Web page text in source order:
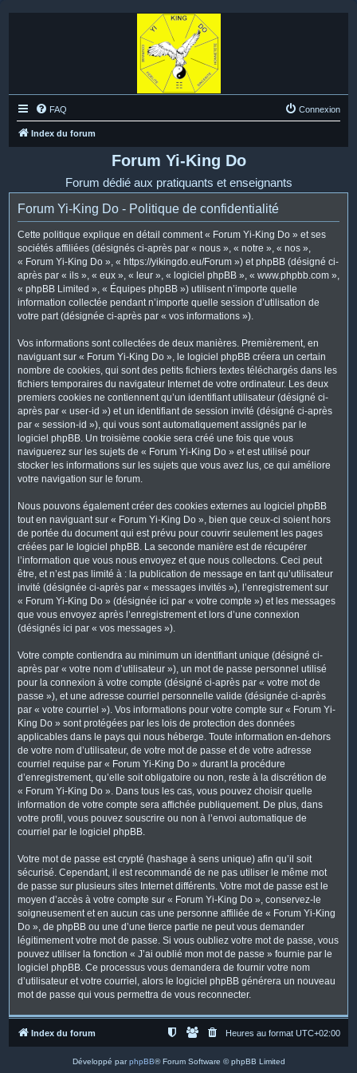
FAQ Connexion
Index du forum
Forum Yi-King Do
Forum dédié aux pratiquants et enseignants
Forum Yi-King Do - Politique de confidentialité
Cette politique explique en détail comment « Forum Yi-King Do » et ses
sociétés affiliées (désignés ci-après par « nous », « notre », « nos »,
« Forum Yi-King Do », « https://yikingdo.eu/Forum ») et phpBB (désigné ci-
après par « ils », « eux », « leur », « logiciel phpBB », « www.phpbb.com »,
« phpBB Limited », « Équipes phpBB ») utilisent n’importe quelle
information collectée pendant n’importe quelle session d’utilisation de
votre part (désignée ci-après par « vos informations »).
Vos informations sont collectées de deux manières. Premièrement, en
naviguant sur « Forum Yi-King Do », le logiciel phpBB créera un certain
nombre de cookies, qui sont des petits fichiers textes téléchargés dans les
fichiers temporaires du navigateur Internet de votre ordinateur. Les deux
premiers cookies ne contiennent qu’un identifiant utilisateur (désigné ci-
après par « user-id ») et un identifiant de session invité (désigné ci-après
par « session-id »), qui vous sont automatiquement assignés par le
logiciel phpBB. Un troisième cookie sera créé une fois que vous
naviguerez sur les sujets de « Forum Yi-King Do » et est utilisé pour
stocker les informations sur les sujets que vous avez lus, ce qui améliore
votre navigation sur le forum.
Nous pouvons également créer des cookies externes au logiciel phpBB
tout en naviguant sur « Forum Yi-King Do », bien que ceux-ci soient hors
de portée du document qui est prévu pour couvrir seulement les pages
créées par le logiciel phpBB. La seconde manière est de récupérer
l’information que vous nous envoyez et que nous collectons. Ceci peut
être, et n’est pas limité à : la publication de message en tant qu’utilisateur
invité (désignée ci-après par « messages invités »), l’enregistrement sur
« Forum Yi-King Do » (désignée ici par « votre compte ») et les messages
que vous envoyez après l’enregistrement et lors d’une connexion
(désignés ici par « vos messages »).
Votre compte contiendra au minimum un identifiant unique (désigné ci-
après par « votre nom d’utilisateur »), un mot de passe personnel utilisé
pour la connexion à votre compte (désigné ci-après par « votre mot de
passe »), et une adresse courriel personnelle valide (désignée ci-après
par « votre courriel »). Vos informations pour votre compte sur « Forum Yi-
King Do » sont protégées par les lois de protection des données
applicables dans le pays qui nous héberge. Toute information en-dehors
de votre nom d’utilisateur, de votre mot de passe et de votre adresse
courriel requise par « Forum Yi-King Do » durant la procédure
d’enregistrement, qu’elle soit obligatoire ou non, reste à la discrétion de
« Forum Yi-King Do ». Dans tous les cas, vous pouvez choisir quelle
information de votre compte sera affichée publiquement. De plus, dans
votre profil, vous pouvez souscrire ou non à l’envoi automatique de
courriel par le logiciel phpBB.
Votre mot de passe est crypté (hashage à sens unique) afin qu’il soit
sécurisé. Cependant, il est recommandé de ne pas utiliser le même mot
de passe sur plusieurs sites Internet différents. Votre mot de passe est le
moyen d’accès à votre compte sur « Forum Yi-King Do », conservez-le
soigneusement et en aucun cas une personne affiliée de « Forum Yi-King
Do », de phpBB ou une d’une tierce partie ne peut vous demander
légitimement votre mot de passe. Si vous oubliez votre mot de passe, vous
pouvez utiliser la fonction « J’ai oublié mon mot de passe » fournie par le
logiciel phpBB. Ce processus vous demandera de fournir votre nom
d’utilisateur et votre courriel, alors le logiciel phpBB générera un nouveau
mot de passe qui vous permettra de vous reconnecter.
Index du forum Heures au format UTC+02:00
Développé parphpBB® Forum Software © phpBB Limited